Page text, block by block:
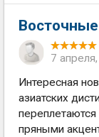
7
Интересная
азиатских
пряными